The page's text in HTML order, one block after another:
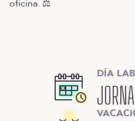
oficina. ⚖️
DÍA